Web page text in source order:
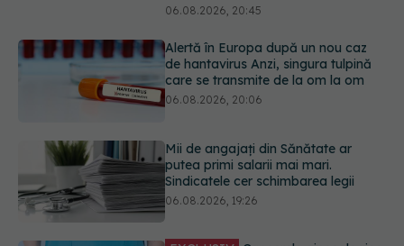
Mii de angajați din Sănătate ar
putea primi salarii mai mari.
Sindicatele cer schimbarea legii
06.08.2026, 19:26
EXCLUSIV Cancerele ginecologice
care pot fi tratate fără operație. Dr.
Sorin Bogdan (SANADOR): Chirurgia
este indicată doar punctual, pentru
anumite categorii de paciente